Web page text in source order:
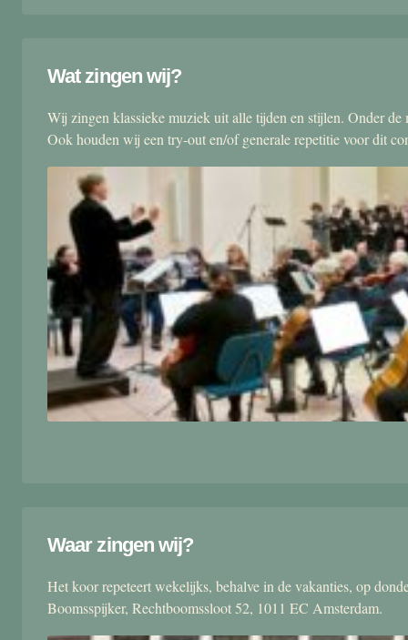
Wat zingen wij?
Wij zingen klassieke muziek uit alle tijden en stijlen. Onder
Ook houden wij een try-out en/of generale repetitie voor dit
Waar zingen wij?
Het koor repeteert wekelijks, behalve in de vakanties, op
Boomsspijker, Rechtboomssloot 52, 1011 EC Amsterdam.